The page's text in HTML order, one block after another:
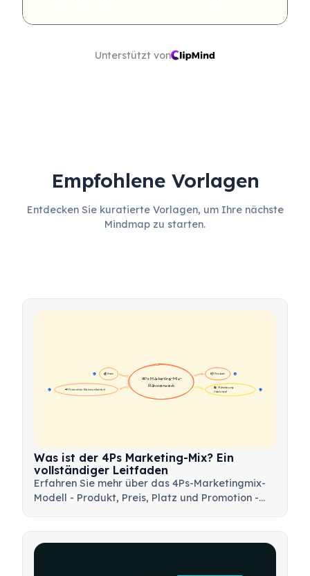
Unterstützt von
Empfohlene Vorlagen
Entdecken Sie kuratierte Vorlagen, um Ihre nächste
Mindmap zu starten.
📦 Produkt 16
💰 Preis
16
🏪 Platzierung
(Vertrieb)
📢 Promotion (Kommunikation)
4Ps Marketing-Mix-
Rahmenwerk
Was ist der 4Ps Marketing-Mix? Ein
vollständiger Leitfaden
Erfahren Sie mehr über das 4Ps-Marketingmix-
Modell - Produkt, Preis, Platz und Promotion -
Marketingstrategien zu entwickeln.